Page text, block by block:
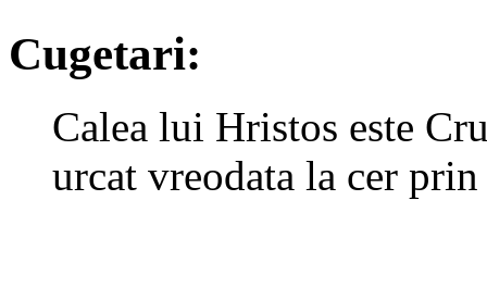
Cugetari:
Calea lui Hristos este
urcat vreodata la cer